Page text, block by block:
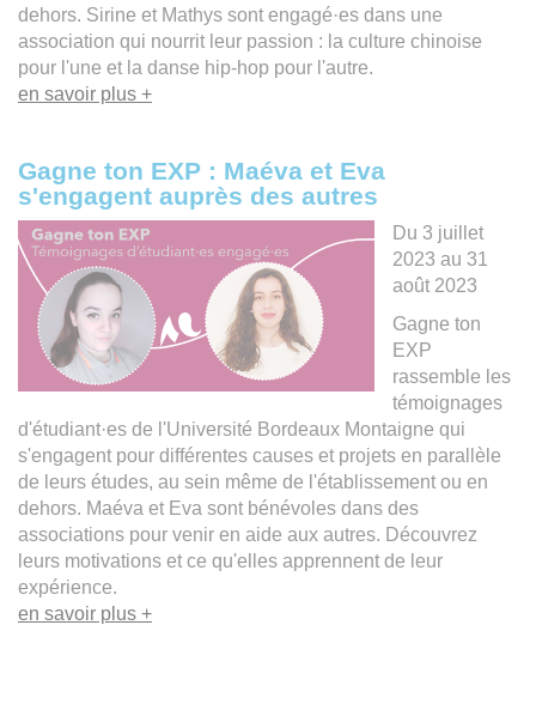
dehors. Sirine et Mathys sont engagé·es dans une
association qui nourrit leur passion : la culture chinoise
pour l'une et la danse hip-hop pour l'autre.
en savoir plus +
Gagne ton EXP : Maéva et Eva
s'engagent auprès des autres
Du 3 juillet
2023 au 31
août 2023
Gagne ton
EXP
rassemble les
témoignages
d'étudiant·es de l'Université Bordeaux Montaigne qui
s'engagent pour différentes causes et projets en parallèle
de leurs études, au sein même de l'établissement ou en
dehors. Maéva et Eva sont bénévoles dans des
associations pour venir en aide aux autres. Découvrez
leurs motivations et ce qu'elles apprennent de leur
expérience.
en savoir plus +